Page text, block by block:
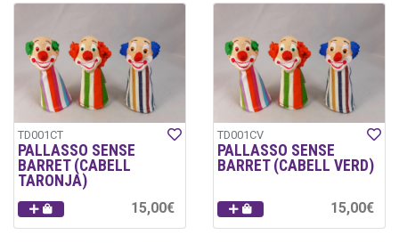
TD001CT
PALLASSO SENSE
BARRET (CABELL
TARONJA)
15,00€
TD001CV
PALLASSO SENSE
BARRET (CABELL VERD)
15,00€